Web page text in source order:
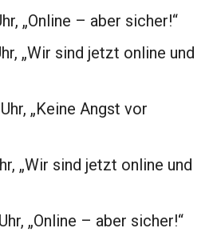
„Online – aber sicher!“
„Wir sind jetzt online und
„Keine Angst vor
„Wir sind jetzt online und
„Online – aber sicher!“